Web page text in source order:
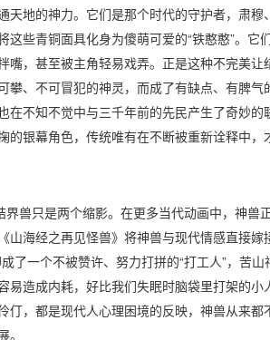
天地的神力。它们是那个时代的守护者，肃
这些青铜面具化身为傻萌可爱的“铁憨憨”。它
嘴，甚至被主角轻易戏弄。正是这种不完美让
攀、不可冒犯的神灵，而成了有缺点、有脾
在不知不觉中与三千年前的先民产生了奇妙的
的银幕角色，传统唯有在不断被重新诠释中
界兽只是两个缩影。在更多当代动画中，神兽
山海经之再见怪兽》将神兽与现代情感直接嫁
了一个不被赞许、努力打拼的“打工人”，苦
易造成内耗，好比我们失眠时脑袋里打架的
仃，都是现代人心理困境的反映，神兽从来